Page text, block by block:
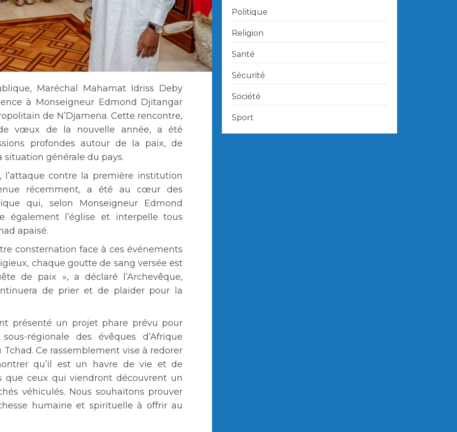
Maréchal Mahamat Idriss Deby
à Monseigneur Edmond Djitangar
de N’Djamena. Cette rencontre,
vœux de la nouvelle année, a été
profondes autour de la paix, de
situation générale du pays.
l’attaque contre la première institution
récemment, a été au cœur des
qui, selon Monseigneur Edmond
également l’église et interpelle tous
apaisé.
consternation face à ces événements
chaque goutte de sang versée est
de paix », a déclaré l’Archevêque,
de prier et de plaider pour la
présenté un projet phare prévu pour
régionale des évêques d’Afrique
Ce rassemblement vise à redorer
qu’il est un havre de vie et de
que ceux qui viendront découvrent un
véhiculés. Nous souhaitons prouver
humaine et spirituelle à offrir au
Politique
Religion
Santé
Sécurité
Société
Sport